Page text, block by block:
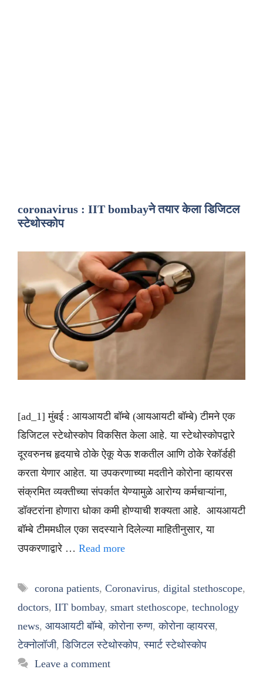
coronavirus : IIT bombayने तयार केला डिजिटल
स्टेथोस्कोप
[ad_1] मुंबई : आयआयटी बॉम्बे (आयआयटी बॉम्बे) टीमने एक
डिजिटल स्टेथोस्कोप विकसित केला आहे. या स्टेथोस्कोपद्वारे
दूरवरुनच हृदयाचे ठोके ऐकू येऊ शकतील आणि ठोके रेकॉर्डही
करता येणार आहेत. या उपकरणाच्या मदतीने कोरोना व्हायरस
संक्रमित व्यक्तीच्या संपर्कात येण्यामुळे आरोग्य कर्मचाऱ्यांना,
डॉक्टरांना होणारा धोका कमी होण्याची शक्यता आहे. आयआयटी
बॉम्बे टीममधील एका सदस्याने दिलेल्या माहितीनुसार, या
उपकरणाद्वारे … Read more
Tags
corona patients, Coronavirus, digital stethoscope,
doctors, IIT bombay, smart stethoscope, technology
news, आयआयटी बॉम्बे,कोरोना रुग्ण,कोरोना व्हायरस,
टेक्नोलॉजी,डिजिटल स्टेथोस्कोप,स्मार्ट स्टेथोस्कोप
Leave a comment